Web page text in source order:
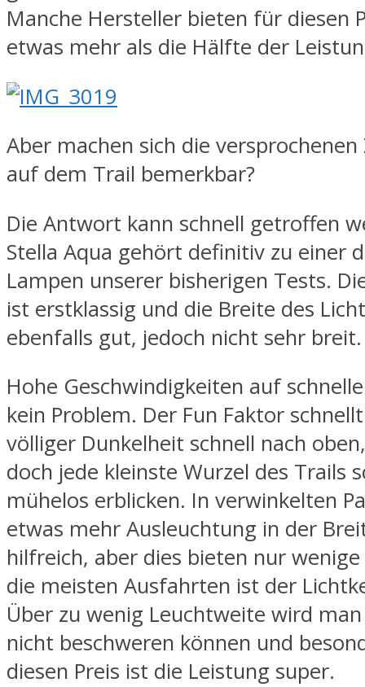
Manche Hersteller bieten für diesen
etwas mehr als die Hälfte der
Aber machen sich die versprochenen
auf dem Trail bemerkbar?
Die Antwort kann schnell getroffen
Stella Aqua gehört definitiv zu einer
Lampen unserer bisherigen Tests.
ist erstklassig und die Breite des
ebenfalls gut, jedoch nicht sehr breit.
Hohe Geschwindigkeiten auf
kein Problem. Der Fun Faktor
völliger Dunkelheit schnell nach
doch jede kleinste Wurzel des Trails
mühelos erblicken. In verwinkelten
etwas mehr Ausleuchtung in der
hilfreich, aber dies bieten nur
die meisten Ausfahrten ist der
Über zu wenig Leuchtweite wird
nicht beschweren können und
diesen Preis ist die Leistung super.